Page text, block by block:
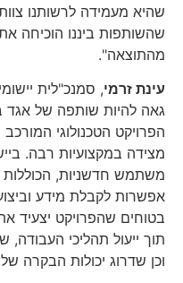
שהיא מעמידה לרשותנו
שהשותפות ביננו הוכיחה
מהתוצאה".
עינת זרמי, סמנכ"לית
גאה להיות שותפה של אגד
הפרויקט הטכנולוגי
מצידה במקצועיות רבה.
משתמש חדשניות, הכוללות
אפשרות לקבלת מידע
בטוחים שהפרויקט יצעיד
תוך ייעול תהליכי העבודה,
וכן שדרוג יכולות הבקרה